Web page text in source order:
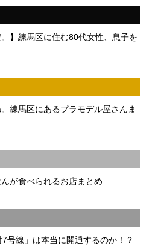
】練馬区に住む80代女性、息子を
練馬区にあるプラモデル屋さんま
が食べられるお店まとめ
号線」は本当に開通するのか！？